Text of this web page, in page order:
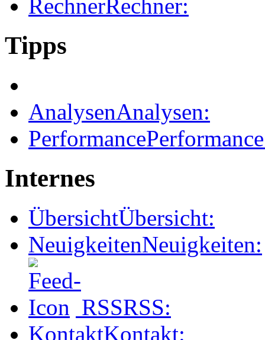
RechnerRechner:
Tipps
AnalysenAnalysen:
Performance
Internes
ÜbersichtÜbersicht:
NeuigkeitenNeuigkeiten:
RSSRSS:
KontaktKontakt: